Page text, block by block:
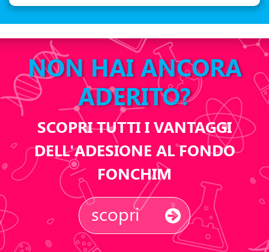
NON HAI ANCORA
ADERITO?
SCOPRI TUTTI I VANTAGGI
DELL'ADESIONE AL FONDO
FONCHIM
scopri